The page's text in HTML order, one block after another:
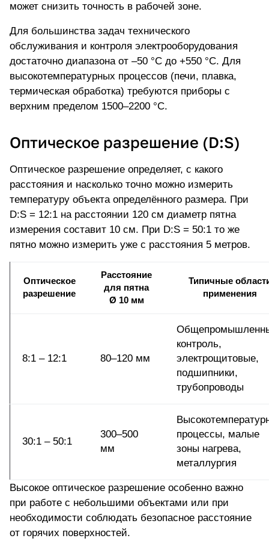
может снизить точность в рабочей зоне.
Для большинства задач технического
обслуживания и контроля электрооборудования
достаточно диапазона от –50 °C до +550 °C. Для
высокотемпературных процессов (печи, плавка,
термическая обработка) требуются приборы с
верхним пределом 1500–2200 °C.
Оптическое разрешение (D:S)
Оптическое разрешение определяет, с какого
расстояния и насколько точно можно измерить
температуру объекта определённого размера. При
D:S = 12:1 на расстоянии 120 см диаметр пятна
измерения составит 10 см. При D:S = 50:1 то же
пятно можно измерить уже с расстояния 5 метров.
Оптическое
разрешение
Расстояние
для пятна
Ø 10 мм
Типичные
применения
8:1 – 12:1 80–120 мм
контроль,
электрощитовые,
подшипники,
трубопроводы
30:1 – 50:1
300–500
мм
процессы, малые
зоны нагрева,
металлургия
Высокое оптическое разрешение особенно важно
при работе с небольшими объектами или при
необходимости соблюдать безопасное расстояние
от горячих поверхностей.